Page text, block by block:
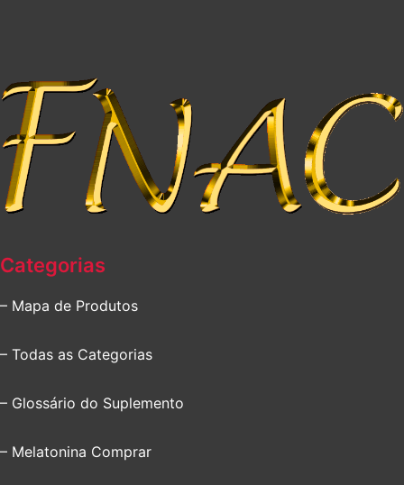
Categorias
– Mapa de Produtos
– Todas as Categorias
– Glossário do Suplemento
– Melatonina Comprar